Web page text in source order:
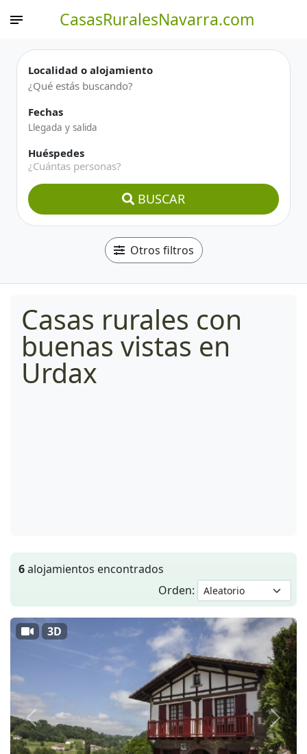
CasasRuralesNavarra.com
Localidad o alojamiento
Fechas
Huéspedes
¿Cuántas personas?
BUSCAR
Otros filtros
Casas rurales con
buenas vistas en
Urdax
6alojamientos encontrados
Orden:
Anterior
3D